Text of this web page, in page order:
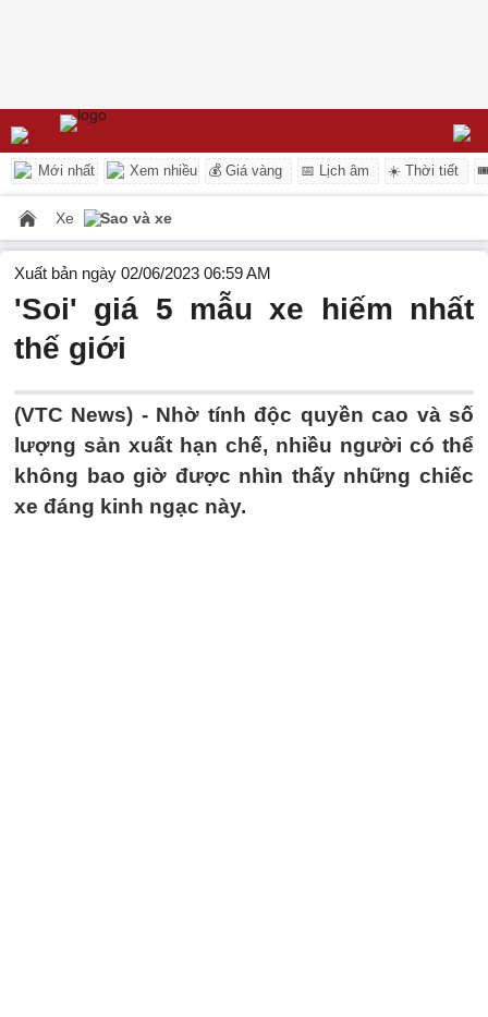
Mới nhất Xem nhiều 💰 Giá vàng 📅 Lịch âm ☀️ Thời tiết
Xe Sao và xe
Xuất bản ngày 02/06/2023 06:59 AM
'Soi' giá 5 mẫu xe hiếm nhất
thế giới
(VTC News) - Nhờ tính độc quyền cao và số
lượng sản xuất hạn chế, nhiều người có thể
không bao giờ được nhìn thấy những chiếc
xe đáng kinh ngạc này.